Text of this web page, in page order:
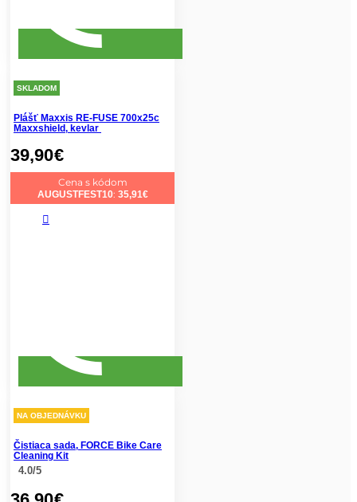
SKLADOM
Plášť Maxxis RE-FUSE 700x25c
Maxxshield, kevlar
39,90€
Cena s kódom
AUGUSTFEST10: 35,91€
NA OBJEDNÁVKU
Čistiaca sada, FORCE Bike Care
Cleaning Kit
4.0/5